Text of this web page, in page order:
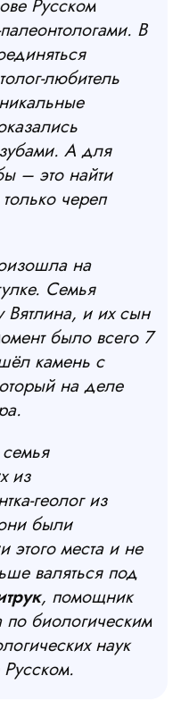
Русском
В
любитель
А для
– это найти
череп
на
Семья
Вятлина, и их сын
было всего 7
камень с
на деле
из
геолог из
были
этого места и не
валяться под
, помощник
биологическим
наук
Русском.